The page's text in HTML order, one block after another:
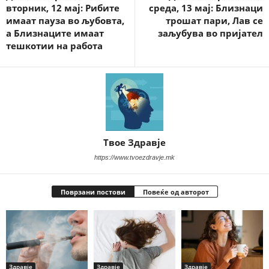
вторник, 12 мај: Рибите
имаат пауза во љубовта,
а Близнаците имаат
тешкотии на работа
среда, 13 мај: Близнаци
трошат пари, Лав се
заљубува во пријател
Твое Здравје
https://www.tvoezdravje.mk
Поврзани постови Повеќе од авторот
Здравје Здравје Здравје